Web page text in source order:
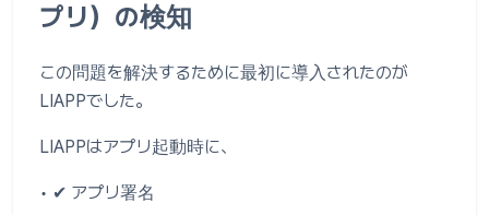
プリ）の検知
この問題を解決するために最初に導入されたのが
LIAPPでした。
LIAPPはアプリ起動時に、
• ✔ アプリ署名